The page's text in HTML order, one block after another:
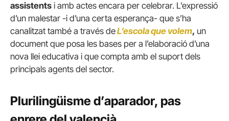
assistents i amb actes encara per celebrar. L’expressió
d’un malestar -i d’una certa esperança- que s’ha
canalitzat també a través deL’escola que volem, un
document que posa les bases per a l’elaboració d’una
nova llei educativa i que compta amb el suport dels
principals agents del sector.
Plurilingüisme d’aparador, pas